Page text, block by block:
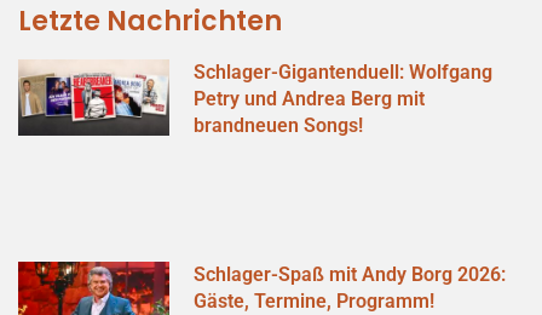
Letzte Nachrichten
Schlager-Gigantenduell: Wolfgang
Petry und Andrea Berg mit
brandneuen Songs!
Schlager-Spaß mit Andy Borg 2026:
Gäste, Termine, Programm!